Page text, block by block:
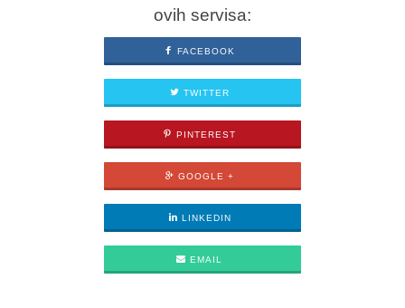
ovih servisa:
FACEBOOK
TWITTER
PINTEREST
GOOGLE +
LINKEDIN
EMAIL